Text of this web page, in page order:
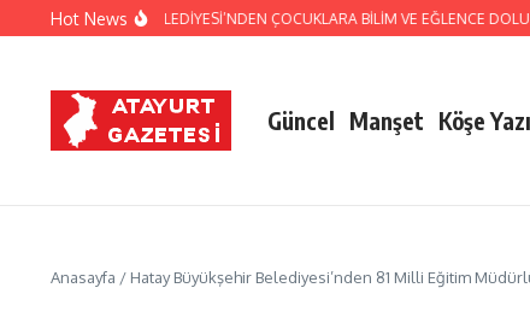
İçeriğe atlaHot News
BÜYÜKŞEHİR BELEDİYESİ’NDEN ÇOCUKLARA BİLİM VE EĞLENCE DOLU
Güncel Manşet Köşe
Anasayfa / Hatay Büyükşehir Belediyesi’nden 81 Milli Eğitim